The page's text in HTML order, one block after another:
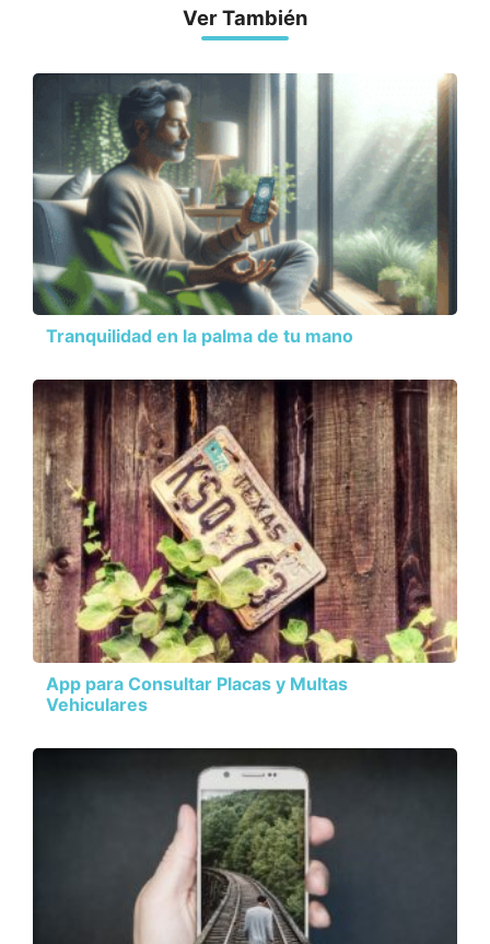
Ver También
Tranquilidad en la palma de tu mano
App para Consultar Placas y Multas
Vehiculares